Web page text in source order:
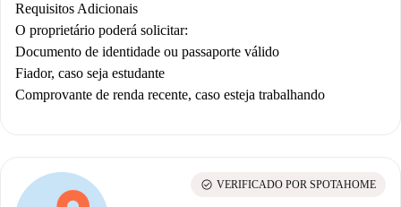
Requisitos Adicionais
O proprietário poderá solicitar:
Documento de identidade ou passaporte válido
Fiador, caso seja estudante
Comprovante de renda recente, caso esteja trabalhando
check_circle VERIFICADO POR SPOTAHOME